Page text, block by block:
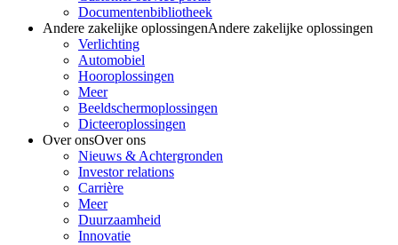
Documentenbibliotheek
Andere zakelijke oplossingenAndere zakelijke oplossingen
Verlichting
Automobiel
Hooroplossingen
Meer
Beeldschermoplossingen
Dicteeroplossingen
Over onsOver ons
Nieuws & Achtergronden
Investor relations
Carrière
Meer
Duurzaamheid
Innovatie